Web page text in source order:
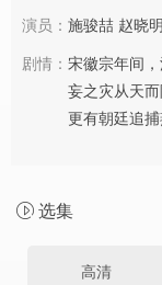
演员： 施骏喆 赵晓明
剧情： 宋徽宗年间
妄之灾从天
更有朝廷追捕
选集
高清